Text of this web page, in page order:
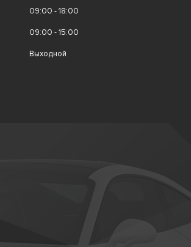
09:00 - 18:00
09:00 - 15:00
Выходной